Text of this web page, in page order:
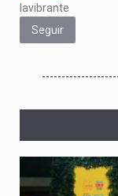
lavibrante
Seguir